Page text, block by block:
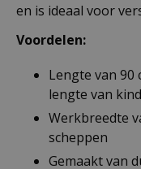
en is ideaal voor
Voordelen:
Lengte van 90
lengte van
Werkbreedte
scheppen
Gemaakt van